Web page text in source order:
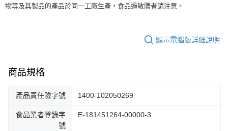
物等及其製品的產品於同一工廠生產，食品過敏體者請注意。
顯示電腦版詳細說明
商品規格
產品責任險字號 1400-102050269
食品業者登錄字
號
E-181451264-00000-3